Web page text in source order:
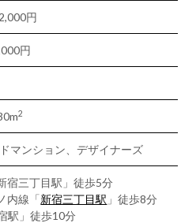
円
円
2
マンション、デザイナーズ
宿三丁目駅」徒歩5分
内線「新宿三丁目駅 」徒歩8分
駅」徒歩10分